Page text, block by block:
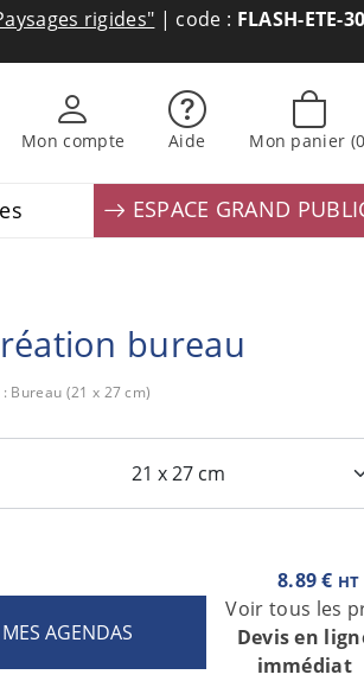
rigides" | code : FLASH-ETE-30
Mon compte Aide Mon panier
ESPACE GRAND
bureau
Bureau (21 x 27 cm)
8.89 € HT
Voir tous les
Devis en
immédiat